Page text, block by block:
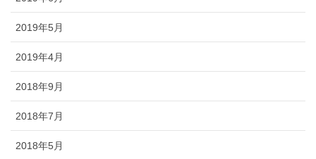
2019年5月
2019年4月
2018年9月
2018年7月
2018年5月